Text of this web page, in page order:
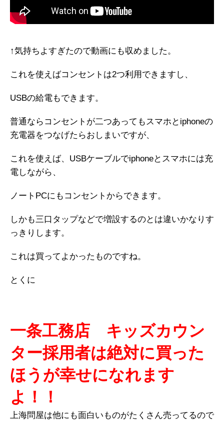
↑気持ちよすぎたので動画にも収めました。
これを使えばコンセントは2つ利用できますし、
USBの給電もできます。
普通ならコンセントが二つあってもスマホとiphoneの
充電器をつなげたらおしまいですが、
これを使えば、USBケーブルでiphoneとスマホには充
電しながら、
ノートPCにもコンセントからできます。
しかも三口タップなどで増設するのとは違いかなりす
っきりします。
これは買ってよかったものですね。
とくに
一条工務店 キッズカウン
ター採用者は絶対に買った
ほうが幸せになれます
よ！！
上海問屋は他にも面白いものがたくさん売ってるので